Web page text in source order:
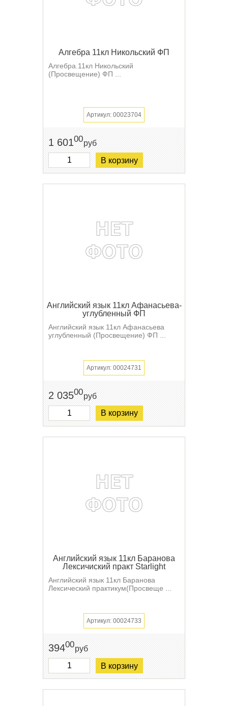
Алгебра 11кл Никольский ФП
Алгебра.11кл Никольский
(Просвещение) ФП ...
Артикул: 00023704
1 60100руб
В корзину
Английский язык 11кл Афанасьева-
углубленный ФП
Английский язык 11кл Афанасьева
углубленный (Просвещение) ФП ...
Артикул: 00024731
2 03500руб
В корзину
Английский язык 11кл Баранова
Лексичиский практ Starlight
Английский язык 11кл Баранова
Лексический практикум(Просвеще ...
Артикул: 00024733
39400руб
В корзину